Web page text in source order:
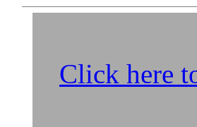
Click here